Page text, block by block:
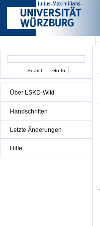
Über LSKD-Wiki
Handschriften
Letzte Änderungen
Hilfe